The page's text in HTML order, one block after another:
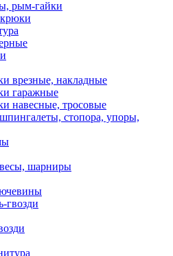
рым-гайки
врезные, накладные
гаражные
навесные, тросовые
стопора, упоры,
шарниры
гвозди